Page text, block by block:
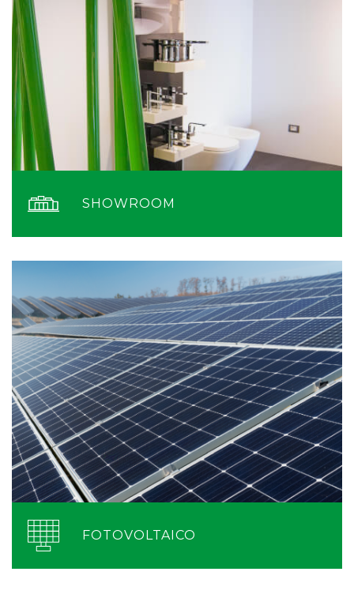
SHOWROOM
FOTOVOLTAICO